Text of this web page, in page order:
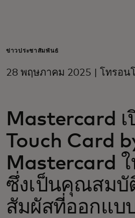
สำหรับธุรกิจ
สำหรับผู้สร้างนวัตกรร
ข่าวสารและแนวโน้ม
ข่าวประชาสัมพันธ์
28 พฤษภาคม 2025 | โทรอน
Mastercard เ
Touch Card
Mastercard
ซึ่งเป็นคุณสมบั
สัมผัสที่ออกแบ